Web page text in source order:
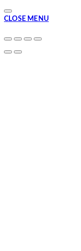
CLOSE MENU